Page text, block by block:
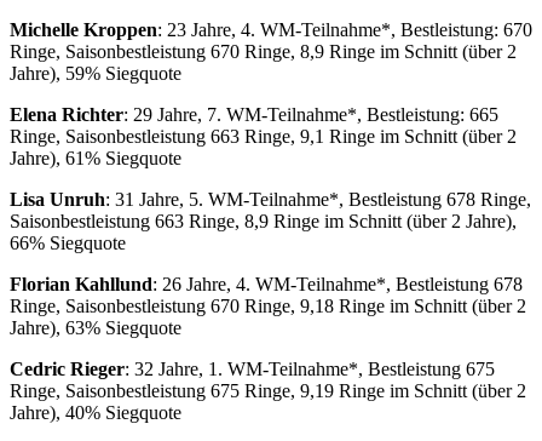
Michelle Kroppen: 23 Jahre, 4. WM-Teilnahme*, Bestleistung: 670
Ringe, Saisonbestleistung 670 Ringe, 8,9 Ringe im Schnitt (über 2
Jahre), 59% Siegquote
Elena Richter: 29 Jahre, 7. WM-Teilnahme*, Bestleistung: 665
Ringe, Saisonbestleistung 663 Ringe, 9,1 Ringe im Schnitt (über 2
Jahre), 61% Siegquote
Lisa Unruh: 31 Jahre, 5. WM-Teilnahme*, Bestleistung 678 Ringe,
Saisonbestleistung 663 Ringe, 8,9 Ringe im Schnitt (über 2 Jahre),
66% Siegquote
Florian Kahllund: 26 Jahre, 4. WM-Teilnahme*, Bestleistung 678
Ringe, Saisonbestleistung 670 Ringe, 9,18 Ringe im Schnitt (über 2
Jahre), 63% Siegquote
Cedric Rieger: 32 Jahre, 1. WM-Teilnahme*, Bestleistung 675
Ringe, Saisonbestleistung 675 Ringe, 9,19 Ringe im Schnitt (über 2
Jahre), 40% Siegquote